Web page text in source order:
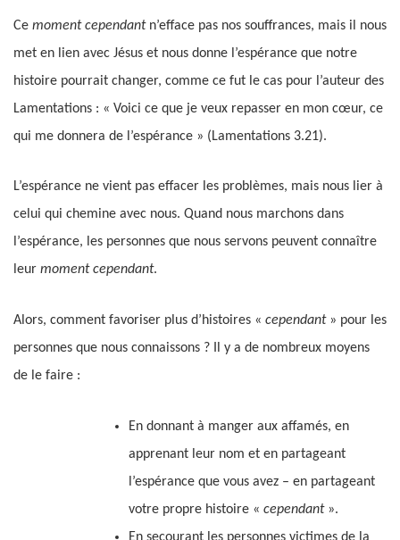
Ce moment cependantn’efface pas nos souffrances, mais il nous
met en lien avec Jésus et nous donne l’espérance que notre
histoire pourrait changer, comme ce fut le cas pour l’auteur des
Lamentations : « Voici ce que je veux repasser en mon cœur, ce
qui me donnera de l’espérance » (Lamentations 3.21).
L’espérance ne vient pas effacer les problèmes, mais nous lier à
celui qui chemine avec nous. Quand nous marchons dans
l’espérance, les personnes que nous servons peuvent connaître
leur moment cependant.
Alors, comment favoriser plus d’histoires « cependant» pour les
personnes que nous connaissons ? Il y a de nombreux moyens
de le faire :
En donnant à manger aux affamés, en
apprenant leur nom et en partageant
l’espérance que vous avez – en partageant
votre propre histoire « cependant».